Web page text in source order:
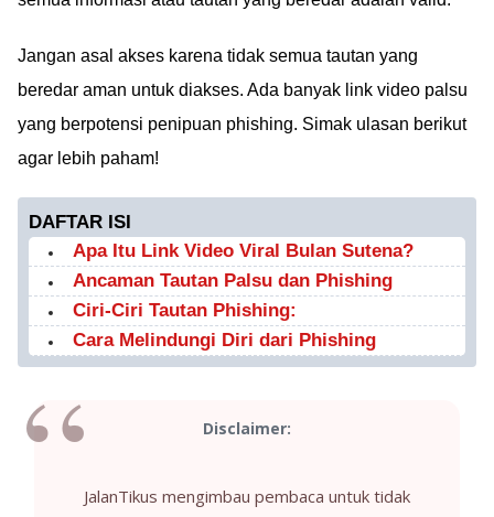
Jangan asal akses karena tidak semua tautan yang
beredar aman untuk diakses. Ada banyak link video palsu
yang berpotensi penipuan phishing. Simak ulasan berikut
agar lebih paham!
DAFTAR ISI
Apa Itu Link Video Viral Bulan Sutena?
Ancaman Tautan Palsu dan Phishing
Ciri-Ciri Tautan Phishing:
Cara Melindungi Diri dari Phishing
Disclaimer:
JalanTikus mengimbau pembaca untuk tidak